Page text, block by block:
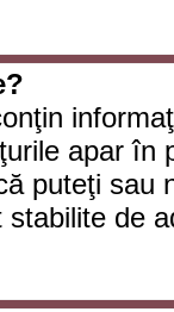
apar în
puteţi sau
de